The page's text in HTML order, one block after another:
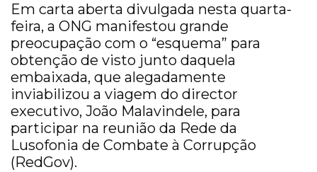
Em carta aberta divulgada nesta quarta-
feira, a ONG manifestou grande
preocupação com o “esquema” para
obtenção de visto junto daquela
embaixada, que alegadamente
inviabilizou a viagem do director
executivo, João Malavindele, para
participar na reunião da Rede da
Lusofonia de Combate à Corrupção
(RedGov).